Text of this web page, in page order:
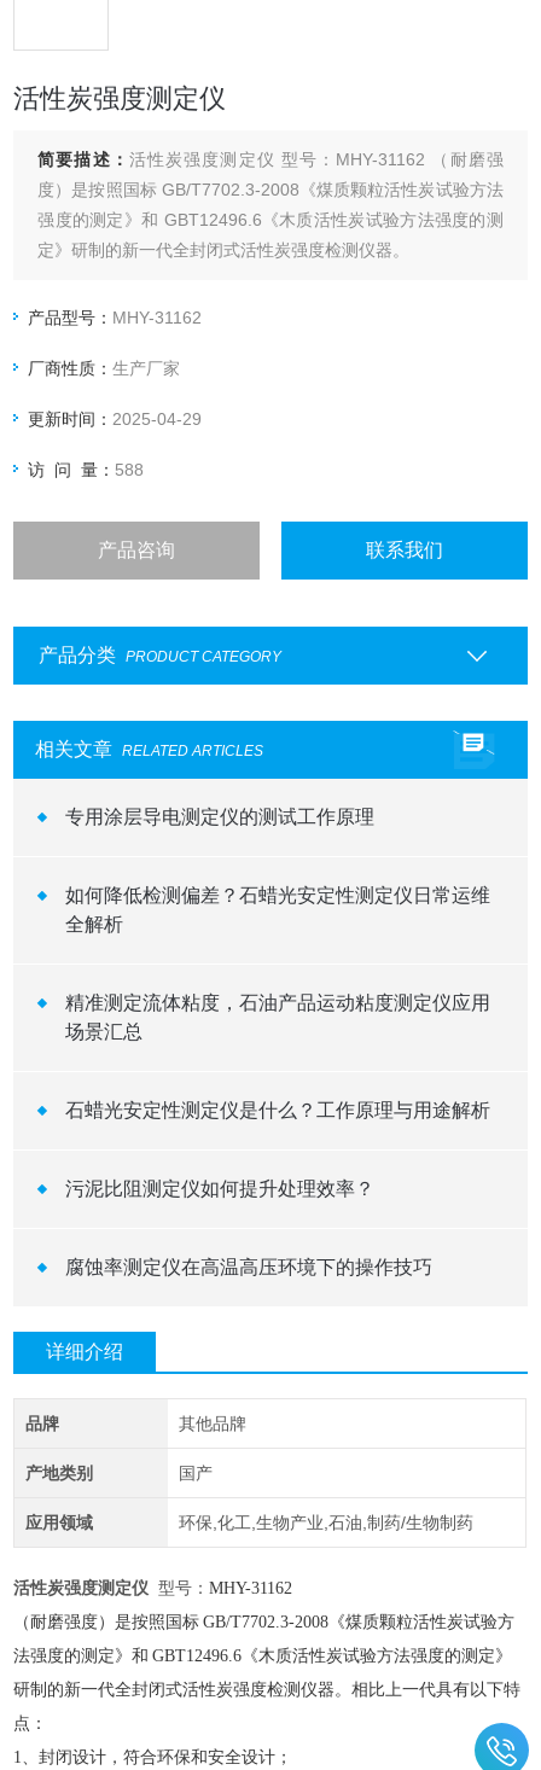
活性炭强度测定仪
简要描述： 活性炭强度测定仪 型号：MHY-31162 （耐磨强
度）是按照国标 GB/T7702.3-2008《煤质颗粒活性炭试验方法
强度的测定》和 GBT12496.6《木质活性炭试验方法强度的测
定》研制的新一代全封闭式活性炭强度检测仪器。
产品型号： MHY-31162
厂商性质：生产厂家
更新时间： 2025-04-29
访 问 量： 588
产品咨询 联系我们
产品分类 PRODUCT CATEGORY
相关文章 RELATED ARTICLES
专用涂层导电测定仪的测试工作原理
如何降低检测偏差？石蜡光安定性测定仪日常运维
全解析
精准测定流体粘度，石油产品运动粘度测定仪应用
场景汇总
石蜡光安定性测定仪是什么？工作原理与用途解析
污泥比阻测定仪如何提升处理效率？
腐蚀率测定仪在高温高压环境下的操作技巧
详细介绍
品牌 其他品牌
产地类别 国产
应用领域 环保,化工,生物产业,石油,制药/生物制药
活性炭强度测定仪 型号：MHY-31162
（耐磨强度）是按照国标 GB/T7702.3-2008《煤质颗粒活性炭试验方
法强度的测定》和 GBT12496.6《木质活性炭试验方法强度的测定》
研制的新一代全封闭式活性炭强度检测仪器。相比上一代具有以下特
点：
1、封闭设计，符合环保和安全设计；